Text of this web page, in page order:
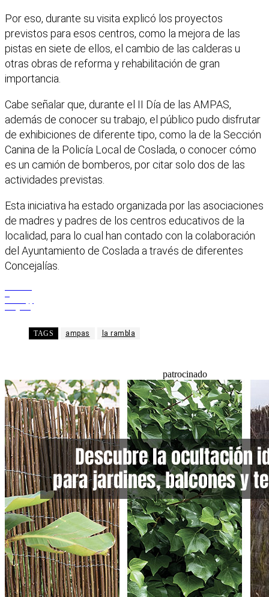
Por eso, durante su visita explicó los proyectos
previstos para esos centros, como la mejora de las
pistas en siete de ellos, el cambio de las calderas u
otras obras de reforma y rehabilitación de gran
importancia.
Cabe señalar que, durante el II Día de las AMPAS,
además de conocer su trabajo, el público pudo disfrutar
de exhibiciones de diferente tipo, como la de la Sección
Canina de la Policía Local de Coslada, o conocer cómo
es un camión de bomberos, por citar solo dos de las
actividades previstas.
Esta iniciativa ha estado organizada por las asociaciones
de madres y padres de los centros educativos de la
localidad, para lo cual han contado con la colaboración
del Ayuntamiento de Coslada a través de diferentes
Concejalías.
TAGS ampas la rambla
patrocinado